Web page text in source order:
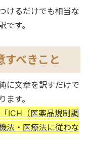
けるだけでも相当な
す。
すべきこと
に文章を訳すだけで
す。
ICH（医薬品規制調
法・医療法に従わな